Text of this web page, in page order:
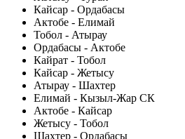
Кайсар - Ордабасы
Актобе - Елимай
Тобол - Атырау
Ордабасы - Актобе
Кайрат - Тобол
Кайсар - Жетысу
Атырау - Шахтер
Елимай - Кызыл-Жар СК
Актобе - Кайсар
Жетысу - Тобол
Шахтер - Ордабасы